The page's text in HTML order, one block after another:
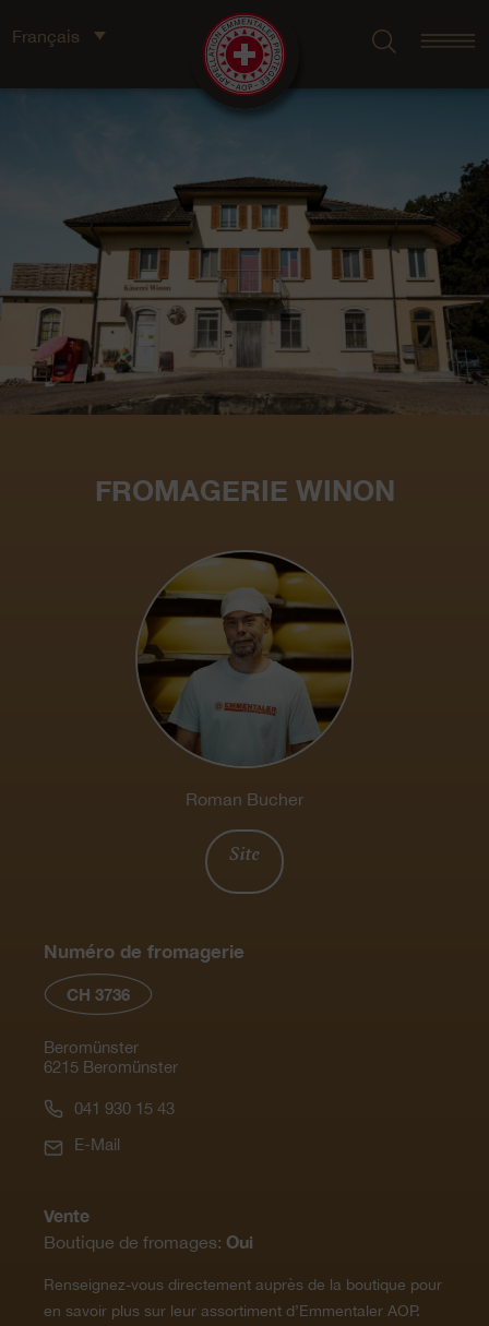
Français
FROMAGERIE WINON
Roman Bucher
Site
Numéro de fromagerie
CH 3736
Beromünster
6215 Beromünster
041 930 15 43
E-Mail
Vente
Boutique de fromages: Oui
Renseignez-vous directement auprès de la boutique pour
en savoir plus sur leur assortiment d’Emmentaler AOP.